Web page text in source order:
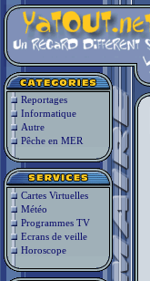
Reportages
Informatique
Autre
Pêche en MER
Cartes Virtuelles
Météo
Programmes TV
Ecrans de veille
Horoscope